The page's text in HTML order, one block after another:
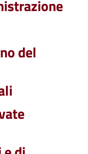
del